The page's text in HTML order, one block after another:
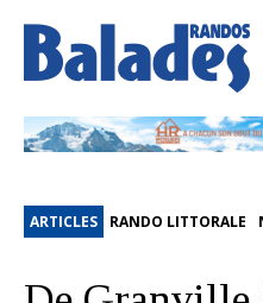
ARTICLES RANDO LITTORALE